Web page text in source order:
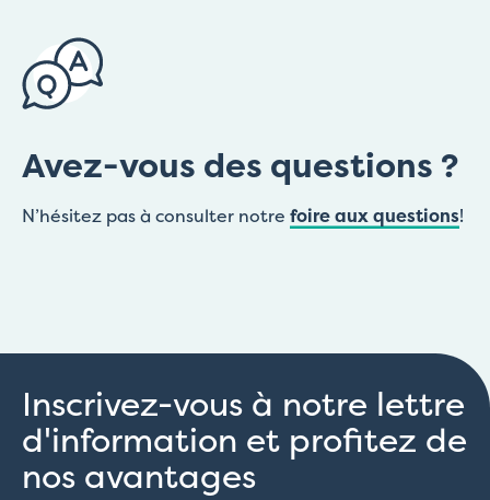
Avez-vous des questions ?
N’hésitez pas à consulter notre foire aux questions!
Inscrivez-vous à notre lettre
d'information et profitez de
nos avantages